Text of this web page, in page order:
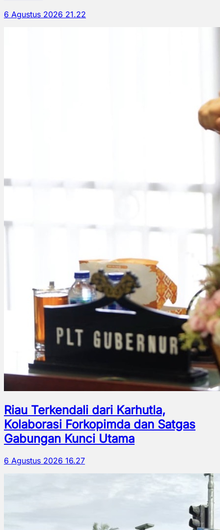
6 Agustus 2026 21.22
Riau Terkendali dari Karhutla,
Kolaborasi Forkopimda dan Satgas
Gabungan Kunci Utama
6 Agustus 2026 16.27